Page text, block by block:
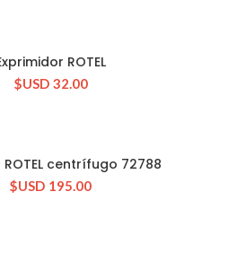
STOCK
ROTEL
$USD 32.00
STOCK
centrífugo 72788
$USD 195.00